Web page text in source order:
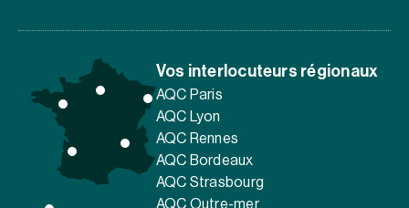
Vos interlocuteurs régionaux
AQC Paris
AQC Lyon
AQC Rennes
AQC Bordeaux
AQC Strasbourg
AQC Outre-mer